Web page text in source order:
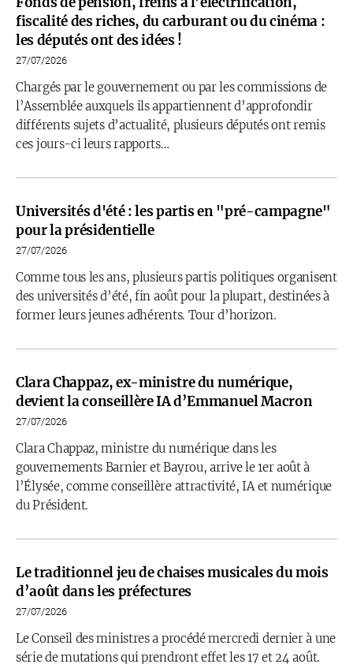
fiscalité des riches, du carburant ou du cinéma :
les députés ont des idées !
27/07/2026
Chargés par le gouvernement ou par les commissions de
l’Assemblée auxquels ils appartiennent d’approfondir
différents sujets d’actualité, plusieurs députés ont remis
ces jours-ci leurs rapports…
Universités d'été : les partis en "pré-campagne"
pour la présidentielle
27/07/2026
Comme tous les ans, plusieurs partis politiques organisent
des universités d’été, fin août pour la plupart, destinées à
former leurs jeunes adhérents. Tour d’horizon.
Clara Chappaz, ex-ministre du numérique,
devient la conseillère IA d’Emmanuel Macron
27/07/2026
Clara Chappaz, ministre du numérique dans les
gouvernements Barnier et Bayrou, arrive le 1er août à
l’Élysée, comme conseillère attractivité, IA et numérique
du Président.
Le traditionnel jeu de chaises musicales du mois
d’août dans les préfectures
27/07/2026
Le Conseil des ministres a procédé mercredi dernier à une
série de mutations qui prendront effet les 17 et 24 août.